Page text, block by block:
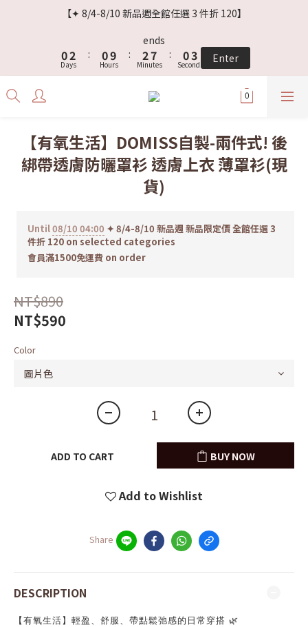
【✦ 8/4-8/10 新品週全館任選 3 件折 120】
ends
0
5
2
1
Days
:
3
2
09
8
2
1
Hours
:
5
3
2
1
8
7
6
4
1
0
Minutes
:
3
0
5
2
1
Seconds Enter
【有氧生活】DOMISS自製-兩件式! 後
綁帶透膚防曬罩衫 透膚上衣 薄罩衫(現
貨)
Until08/10 04:00 ✦ 8/4-8/10 新品週 新品限定價 全館任選 3
件折 120 on selected categories
會員滿1500免運費 on order
NT$890
NT$590
Color
ADD TO CART BUY NOW
Add to Wishlist
Share
DESCRIPTION
【有氧生活】輕盈、舒服、帶點鬆弛感的日常穿搭 🌿